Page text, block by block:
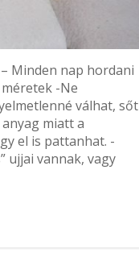
Minden nap hordani
-Ne
válhat, sőt
miatt a
el is pattanhat. -
ujjai vannak, vagy